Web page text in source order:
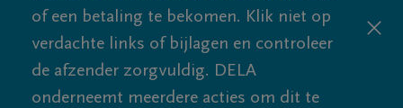
of een betaling te bekomen. Klik niet op
verdachte links of bijlagen en controleer
de afzender zorgvuldig. DELA
onderneemt meerdere acties om dit te